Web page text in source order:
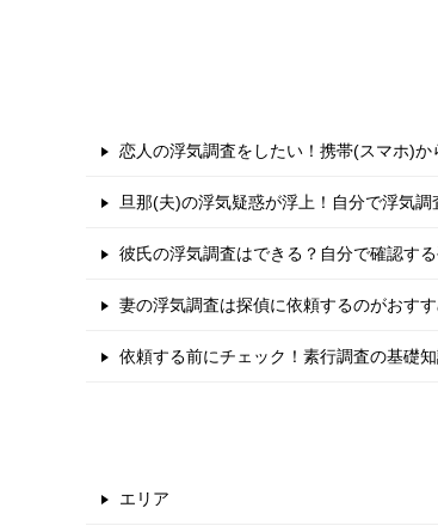
恋人の浮気調査をしたい！携帯(スマホ)
旦那(夫)の浮気疑惑が浮上！自分で浮気調
彼氏の浮気調査はできる？自分で確認す
妻の浮気調査は探偵に依頼するのがおすす
依頼する前にチェック！素行調査の基礎
エリア